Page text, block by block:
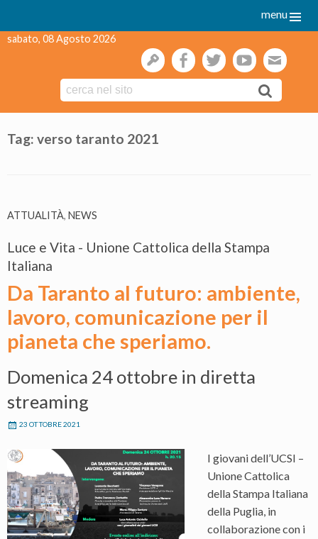
menu
sabato, 08 Agosto 2026
gestionefacebooktwitteryoutube
to
Tag: verso taranto 2021
ATTUALITÀ, NEWS
Luce e Vita - Unione Cattolica della Stampa
Italiana
Da Taranto al futuro: ambiente,
lavoro, comunicazione per il
pianeta che speriamo.
Domenica 24 ottobre in diretta
streaming
23 OTTOBRE 2021
I giovani dell’UCSI –
Unione Cattolica
della Stampa Italiana
della Puglia, in
collaborazione con i